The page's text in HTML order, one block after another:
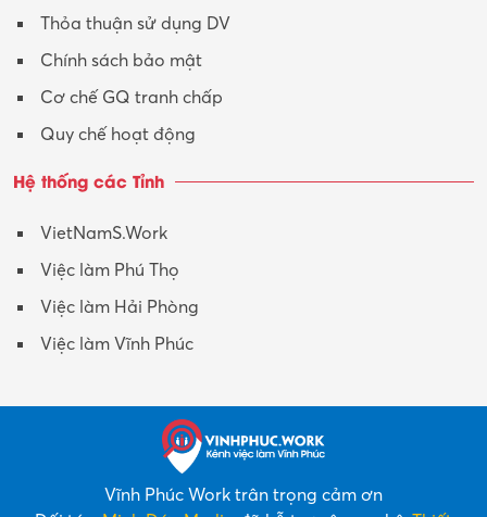
Thỏa thuận sử dụng DV
Chính sách bảo mật
Cơ chế GQ tranh chấp
Quy chế hoạt động
Hệ thống các Tỉnh
VietNamS.Work
Việc làm Phú Thọ
Việc làm Hải Phòng
Việc làm Vĩnh Phúc
Vĩnh Phúc Work trân trọng cảm ơn